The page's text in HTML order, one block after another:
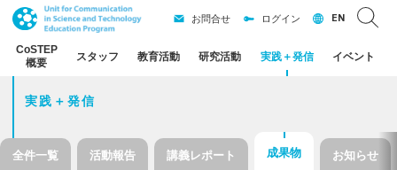
CoSTEP
概要
スタッフ 教育活動 研究活動 実践＋発信 イベント
お問合せ ログイン EN
実践＋発信
全件一覧 活動報告 講義レポート 成果物 お知らせ